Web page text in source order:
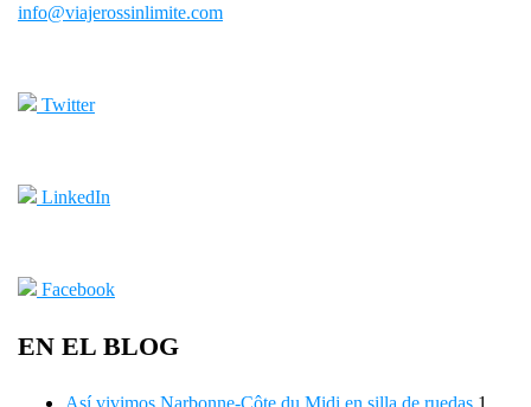
info@viajerossinlimite.com
Twitter
LinkedIn
Facebook
EN EL BLOG
Así vivimos Narbonne-Côte du Midi en silla de ruedas 1